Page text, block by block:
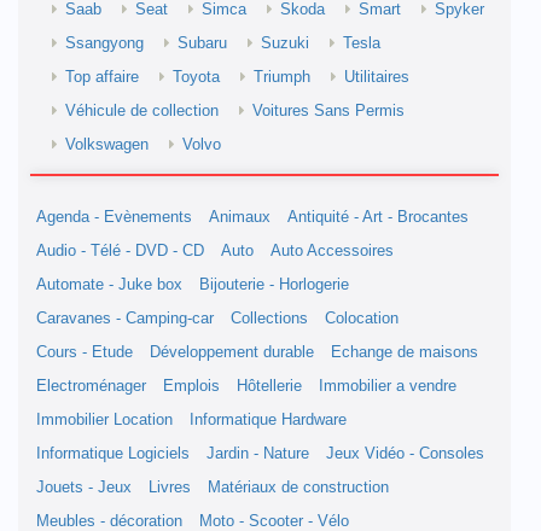
Saab
Seat Simca Skoda Smart
Spyker
Ssangyong
Subaru Suzuki
Tesla
Top affaire
Toyota Triumph
Utilitaires
Véhicule de collection
Voitures Sans Permis
Volkswagen
Volvo
Agenda - Evènements Animaux
Antiquité - Art - Brocantes
Audio - Télé - DVD - CD
Auto
Auto Accessoires
Automate - Juke box
Bijouterie - Horlogerie
Caravanes - Camping-car
Collections
Colocation
Cours - Etude
Développement durable
Echange de maisons
Electroménager
Emplois Hôtellerie
Immobilier a vendre
Immobilier Location
Informatique Hardware
Informatique Logiciels
Jardin - Nature
Jeux Vidéo - Consoles
Jouets - Jeux
Livres
Matériaux de construction
Meubles - décoration
Moto - Scooter - Vélo